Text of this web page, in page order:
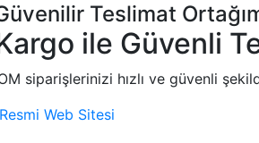
Teslimat
ile Güvenli
siparişlerinizi hızlı ve güvenli
Web Sitesi